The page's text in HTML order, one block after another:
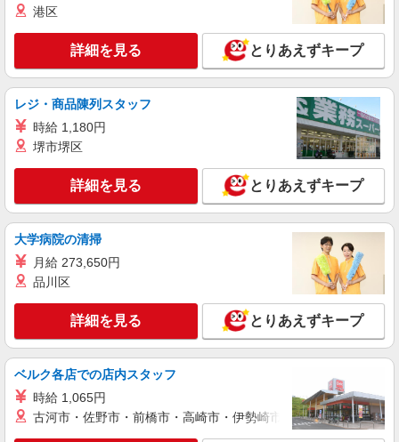
港区
詳細を見る とりあえずキープ
レジ・商品陳列スタッフ
時給 1,180円
堺市堺区
詳細を見る とりあえずキープ
大学病院の清掃
月給 273,650円
品川区
詳細を見る とりあえずキープ
ベルク各店での店内スタッフ
時給 1,065円
古河市・佐野市・前橋市・高崎市・伊勢崎市・太田市・館林市